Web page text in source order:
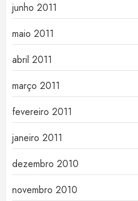
junho 2011
maio 2011
abril 2011
março 2011
fevereiro 2011
janeiro 2011
dezembro 2010
novembro 2010